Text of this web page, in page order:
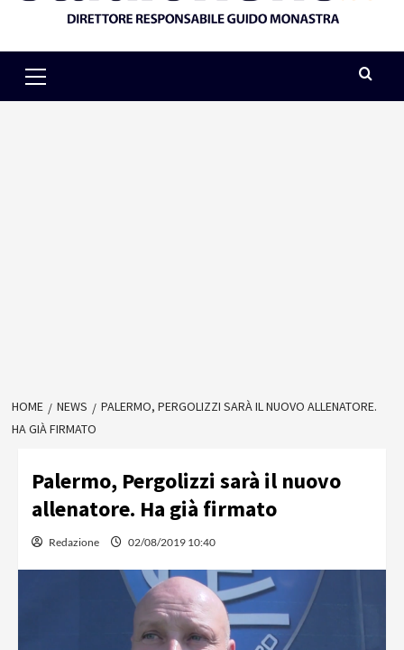
Menu
HOME NEWS
PALERMO, PERGOLIZZI SARÀ IL NUOVO ALLENATORE.
HA GIÀ FIRMATO
Palermo, Pergolizzi sarà il nuovo
allenatore. Ha già firmato
Redazione 02/08/2019 10:40